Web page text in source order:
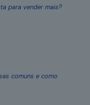
para vender mais?
comuns e como